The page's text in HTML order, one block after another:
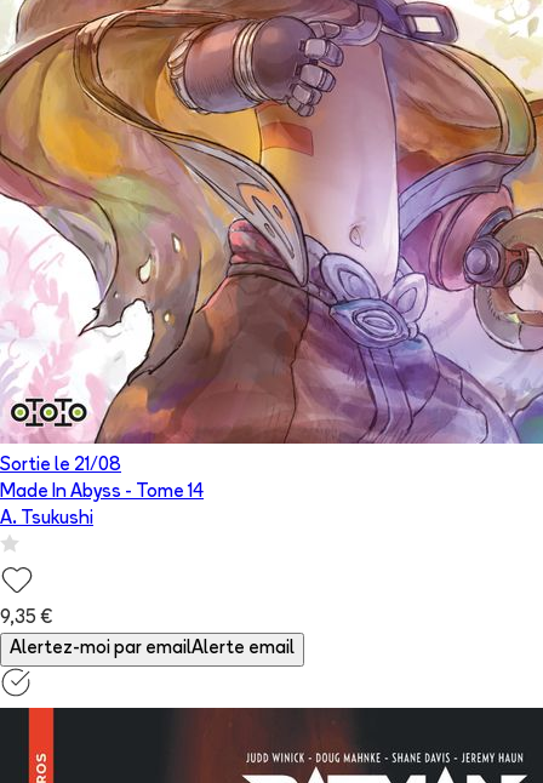
Sortie le 21/08
Made In Abyss - Tome 14
A. Tsukushi
9,35 €
Alertez-moi par emailAlerte email